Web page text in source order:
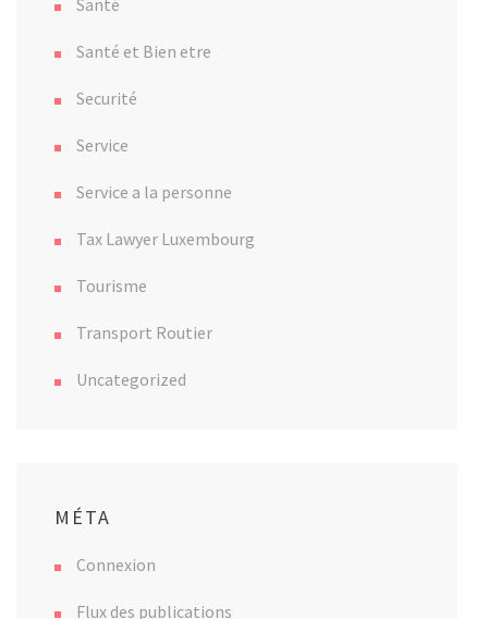
Santé et Bien etre
Securité
Service
Service a la personne
Tax Lawyer Luxembourg
Tourisme
Transport Routier
Uncategorized
MÉTA
Connexion
Flux des publications